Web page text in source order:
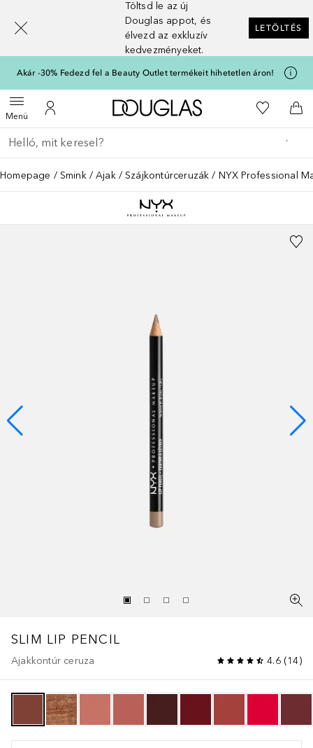
Töltsd le az új
Douglas appot, és
élvezd az exkluzív
kedvezményeket.
LETÖLTÉS
Akár -30% Fedezd fel a Beauty Outlet termékeit hihetetlen áron!
MenüMenü megnyitása
A fiókomhoz
A Douglas Főoldalra
A
Menj vissza
Keresés végrehajtása
Homepage Smink Ajak Szájkontúrceruzák NYX Professional
SLIM LIP PENCIL
Ajakkontúr ceruza 4.6(14)
[navigation.slideout.screenreader]